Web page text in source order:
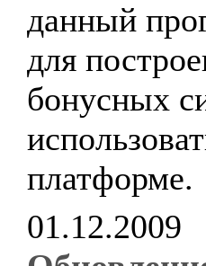
данный
для
бонусных
платформе.
01.12.2009